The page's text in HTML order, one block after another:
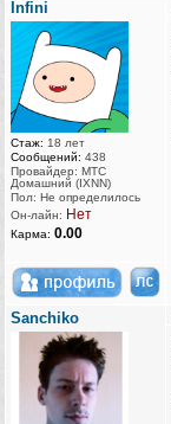
Infini
Стаж: 18 лет
Сообщений: 438
Провайдер: МТС
Домашний (IXNN)
Пол: Не определилось
Он-лайн: Нет
Карма: 0.00
Sanchiko